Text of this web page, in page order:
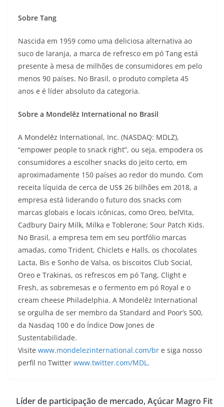
Sobre Tang
Nascida em 1959 como uma deliciosa alternativa ao
suco de laranja, a marca de refresco em pó Tang está
presente à mesa de milhões de consumidores em pelo
menos 90 países. No Brasil, o produto completa 45
anos e é líder absoluto da categoria.
Sobre a Mondelēz International no Brasil
A Mondelēz International, Inc. (NASDAQ: MDLZ),
“empower people to snack right”, ou seja, empodera os
consumidores a escolher snacks do jeito certo, em
aproximadamente 150 países ao redor do mundo. Com
receita líquida de cerca de US$ 26 bilhões em 2018, a
empresa está liderando o futuro dos snacks com
marcas globais e locais icônicas, como Oreo, belVita,
Cadbury Dairy Milk, Milka e Toblerone; Sour Patch Kids.
No Brasil, a empresa tem em seu portfólio marcas
amadas, como Trident, Chiclets e Halls, os chocolates
Lacta, Bis e Sonho de Valsa, os biscoitos Club Social,
Oreo e Trakinas, os refrescos em pó Tang, Clight e
Fresh, as sobremesas e o fermento em pó Royal e o
cream cheese Philadelphia. A Mondelēz International
se orgulha de ser membro da Standard and Poor’s 500,
da Nasdaq 100 e do Índice Dow Jones de
Sustentabilidade.
Visite www.mondelezinternational.com/br e siga nosso
perfil no Twitter www.twitter.com/MDL.
Líder de participação de mercado, Açúcar Magro Fit